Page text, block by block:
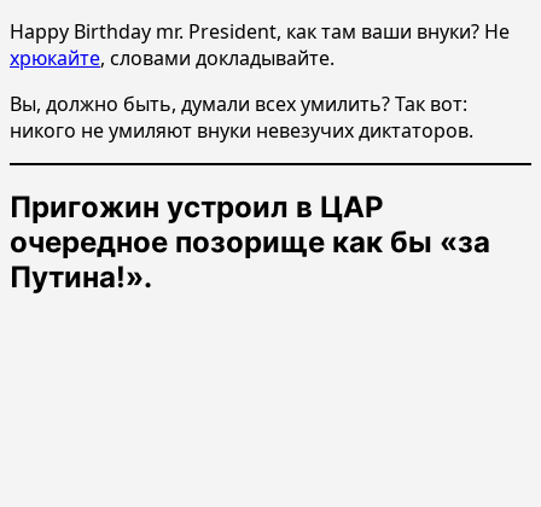
Happy Birthday mr. President, как там ваши внуки? Не
хрюкайте, словами докладывайте.
Вы, должно быть, думали всех умилить? Так вот:
никого не умиляют внуки невезучих диктаторов.
Пригожин устроил в ЦАР
очередное позорище как бы «за
Путина!».